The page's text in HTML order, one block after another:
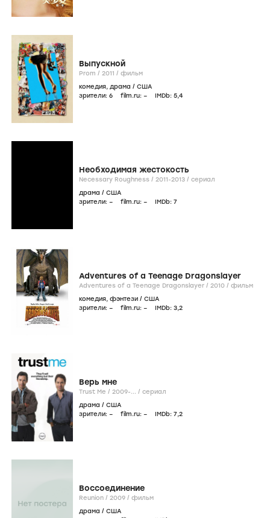
Выпускной
Prom / 2011 / фильм
комедия, драма / США
зрители: 6 film.ru: – IMDb: 5,4
Необходимая жестокость
Necessary Roughness / 2011-2013 / сериал
драма / США
зрители: – film.ru: – IMDb: 7
Adventures of a Teenage Dragonslayer
Adventures of a Teenage Dragonslayer / 2010 / фильм
комедия, фэнтези / США
зрители: – film.ru: – IMDb: 3,2
Верь мне
Trust Me / 2009-... / сериал
драма / США
зрители: – film.ru: – IMDb: 7,2
Воссоединение
Reunion / 2009 / фильм
драма / США